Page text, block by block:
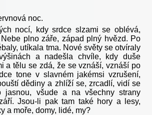
noc.
nocí, kdy srdce slzami se oblévá,
plno záře, západ plný hvězd. Po
utíkala tma. Nové světy se otvíraly
a nadešla chvíle, kdy duše
a tělu se zdá, že se vznáší, vznáší po
tone v slavném jakémsi vzrušení,
dědiny a zhlíží se, zrcadlí, vidí se
jasnou, všude a na všechny strany
Jsou-li pak tam také hory a lesy,
a moře, domy, lidé, my?